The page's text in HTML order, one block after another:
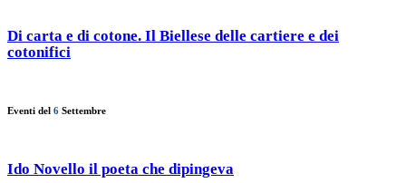
Di carta e di cotone. Il Biellese delle cartiere e dei
cotonifici
Eventi del 6 Settembre
Ido Novello il poeta che dipingeva